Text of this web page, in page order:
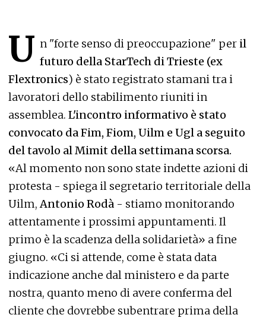
U n "forte senso di preoccupazione" per il
futuro della StarTech di Trieste (ex
Flextronics) è stato registrato stamani tra i
lavoratori dello stabilimento riuniti in
assemblea. L'incontro informativo è stato
convocato da Fim, Fiom, Uilm e Ugl a seguito
del tavolo al Mimit della settimana scorsa.
«Al momento non sono state indette azioni di
protesta - spiega il segretario territoriale della
Uilm,Antonio Rodà - stiamo monitorando
attentamente i prossimi appuntamenti. Il
primo è la scadenza della solidarietà» a fine
giugno. «Ci si attende, come è stata data
indicazione anche dal ministero e da parte
nostra, quanto meno di avere conferma del
cliente che dovrebbe subentrare prima della